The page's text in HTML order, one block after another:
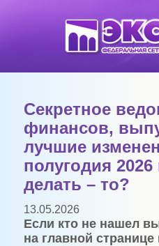
Секретное
финансов,
лучшие
полугодия 2026
делать – то?
13.05.2026
Если кто не нашел
на главной